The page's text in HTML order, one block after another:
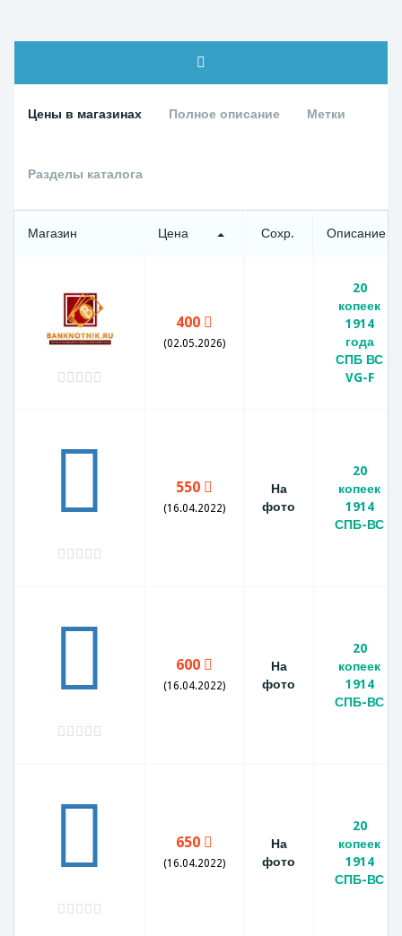
Цены в магазинах Полное описание Метки
Разделы каталога
Магазин Цена Сохр. Описание
400
(02.05.2026)
20
копеек
1914
года
СПБ ВС
VG-F
550
(16.04.2022)
На
фото
20
копеек
1914
СПБ-ВС
600
(16.04.2022)
На
фото
20
копеек
1914
СПБ-ВС
650
(16.04.2022)
На
фото
20
копеек
1914
СПБ-ВС